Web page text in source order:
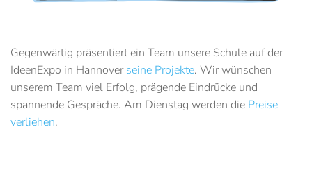
Gegenwärtig präsentiert ein Team unsere Schule auf der
IdeenExpo in Hannoverseine Projekte. Wir wünschen
unserem Team viel Erfolg, prägende Eindrücke und
spannende Gespräche. Am Dienstag werden die Preise
verliehen.